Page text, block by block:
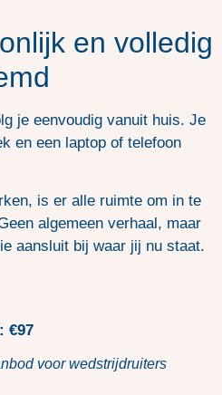
en volledig
je eenvoudig vanuit huis. Je
en een laptop of telefoon
is er alle ruimte om in te
algemeen verhaal, maar
aansluit bij waar jij nu staat.
€97
voor wedstrijdruiters